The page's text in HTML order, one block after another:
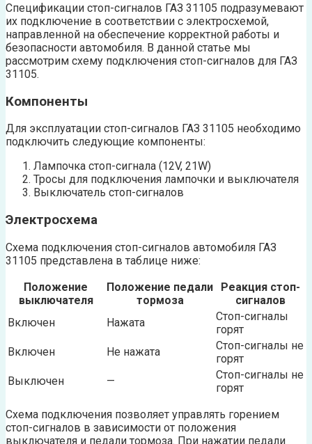
Спецификации стоп-сигналов ГАЗ 31105 подразумевают
их подключение в соответствии с электросхемой,
направленной на обеспечение корректной работы и
безопасности автомобиля. В данной статье мы
рассмотрим схему подключения стоп-сигналов для ГАЗ
31105.
Компоненты
Для эксплуатации стоп-сигналов ГАЗ 31105 необходимо
подключить следующие компоненты:
Лампочка стоп-сигнала (12V, 21W)
Тросы для подключения лампочки и выключателя
Выключатель стоп-сигналов
Электросхема
Схема подключения стоп-сигналов автомобиля ГАЗ
31105 представлена в таблице ниже:
Положение
выключателя
Положение педали
тормоза
Реакция стоп-
сигналов
Включен
Нажата
Стоп-сигналы
горят
Включен
Не нажата
Стоп-сигналы не
горят
Выключен
—
Стоп-сигналы не
горят
Схема подключения позволяет управлять горением
стоп-сигналов в зависимости от положения
выключателя и педали тормоза. При нажатии педали